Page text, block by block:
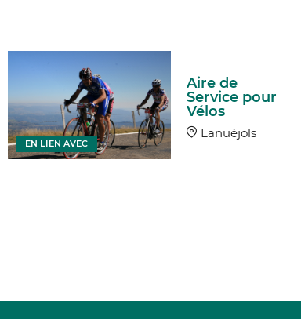
Aire de
Service pour
Vélos
Lanuéjols
EN LIEN AVEC